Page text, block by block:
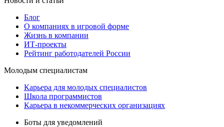
Блог
О компаниях в игровой форме
Жизнь в компании
ИТ-проекты
Рейтинг работодателей России
Молодым специалистам
Карьера для молодых специалистов
Школа программистов
Карьера в некоммерческих организациях
Боты для уведомлений